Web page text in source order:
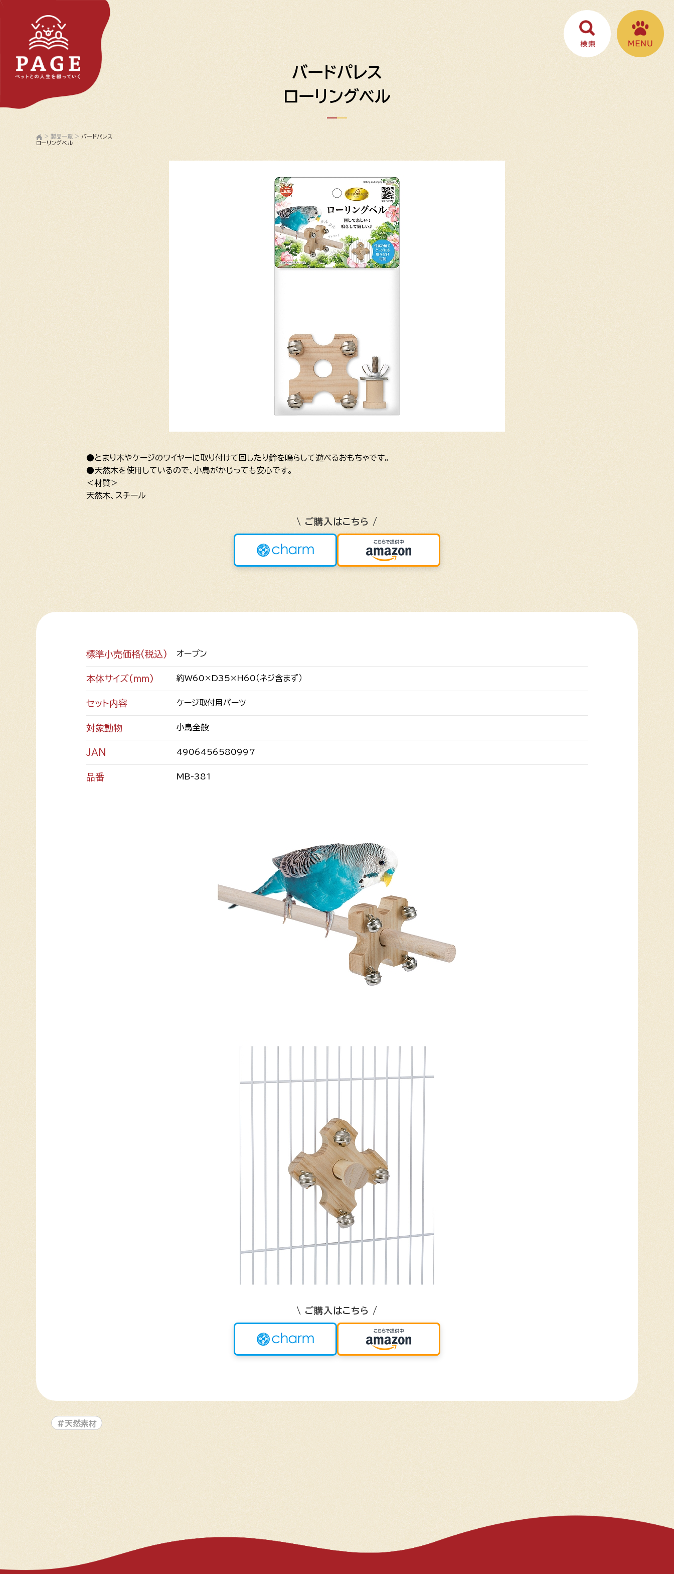
バードパレス
ローリングベル
> 製品一覧 > バードパレス
ローリングベル
●とまり木やケージのワイヤーに取り付けて回したり鈴を鳴らして遊べるおもちゃです。
●天然木を使用しているので、小鳥がかじっても安心です。
＜材質＞
天然木、スチール
\ ご購入はこちら /
標準小売価格(税込) オープン
本体サイズ(mm) 約W60×D35×H60（ネジ含まず）
セット内容 ケージ取付用パーツ
対象動物 小鳥全般
JAN 4906456580997
品番 MB-381
\ ご購入はこちら /
#天然素材